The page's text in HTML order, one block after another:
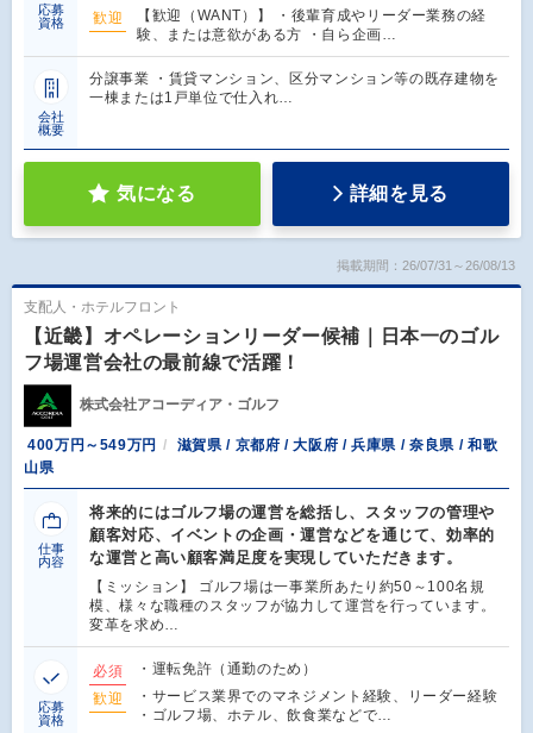
応募
資格
歓迎
【歓迎（WANT）】 ・後輩育成やリーダー業務の経
験、または意欲がある方 ・自ら企画…
会社
概要
分譲事業 ・賃貸マンション、区分マンション等の既存建物を
一棟または1戸単位で仕入れ…
気になる 詳細を見る
掲載期間：26/07/31～26/08/13
支配人・ホテルフロント
【近畿】オペレーションリーダー候補｜日本一のゴル
フ場運営会社の最前線で活躍！
株式会社アコーディア・ゴルフ
400万円～549万円
滋賀県 / 京都府 / 大阪府 / 兵庫県 / 奈良県 / 和歌
山県
仕事
内容
将来的にはゴルフ場の運営を総括し、スタッフの管理や
顧客対応、イベントの企画・運営などを通じて、効率的
な運営と高い顧客満足度を実現していただきます。
【ミッション】 ゴルフ場は一事業所あたり約50～100名規
模、様々な職種のスタッフが協力して運営を行っています。
変革を求め…
応募
資格
必須
・運転免許（通勤のため）
歓迎
・サービス業界でのマネジメント経験、リーダー経験
・ゴルフ場、ホテル、飲食業などで…